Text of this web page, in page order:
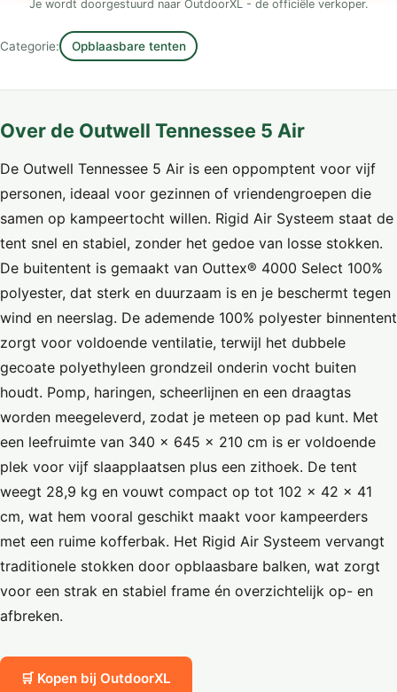
Je wordt doorgestuurd naar OutdoorXL - de officiële verkoper.
Categorie: Opblaasbare tenten
Over de Outwell Tennessee 5 Air
De Outwell Tennessee 5 Air is een oppomptent voor vijf
personen, ideaal voor gezinnen of vriendengroepen die
samen op kampeertocht willen. Rigid Air Systeem staat de
tent snel en stabiel, zonder het gedoe van losse stokken.
De buitentent is gemaakt van Outtex® 4000 Select 100%
polyester, dat sterk en duurzaam is en je beschermt tegen
wind en neerslag. De ademende 100% polyester binnentent
zorgt voor voldoende ventilatie, terwijl het dubbele
gecoate polyethyleen grondzeil onderin vocht buiten
houdt. Pomp, haringen, scheerlijnen en een draagtas
worden meegeleverd, zodat je meteen op pad kunt. Met
een leefruimte van 340 x 645 x 210 cm is er voldoende
plek voor vijf slaapplaatsen plus een zithoek. De tent
weegt 28,9 kg en vouwt compact op tot 102 x 42 x 41
cm, wat hem vooral geschikt maakt voor kampeerders
met een ruime kofferbak. Het Rigid Air Systeem vervangt
traditionele stokken door opblaasbare balken, wat zorgt
voor een strak en stabiel frame én overzichtelijk op- en
afbreken.
🛒 Kopen bij OutdoorXL